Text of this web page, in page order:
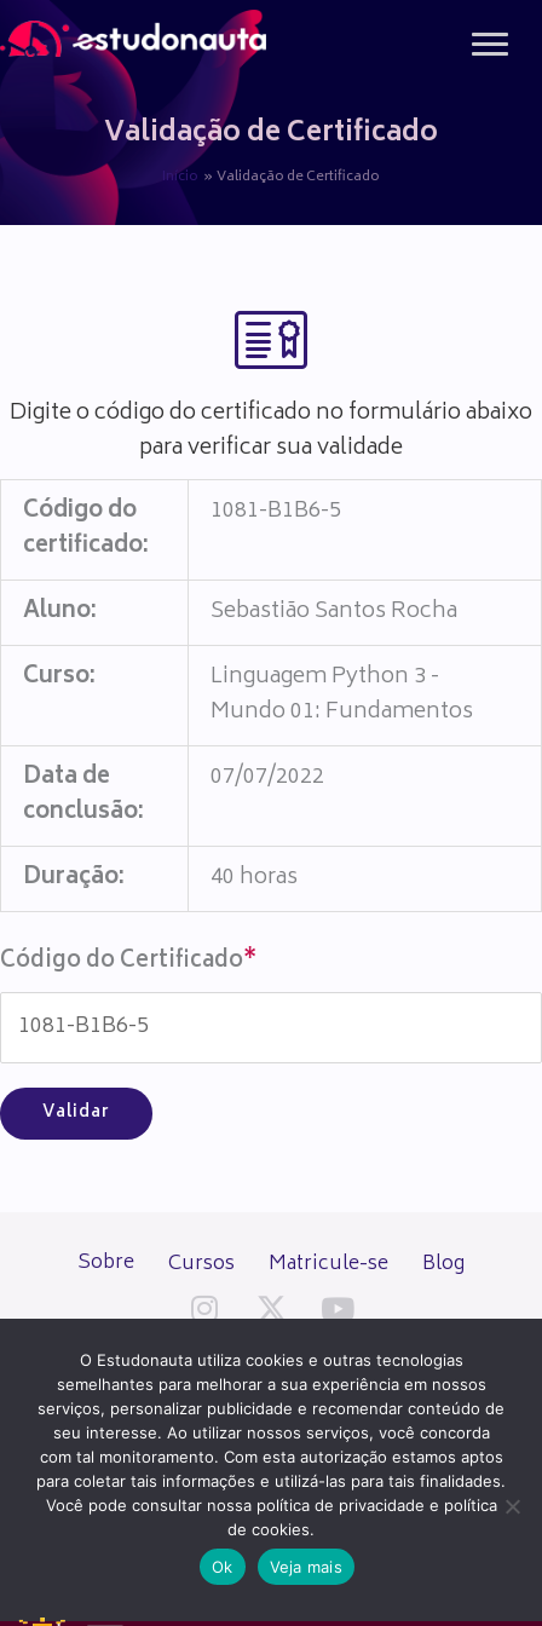
para
conteúdoValidação de Certificado
Início Validação de Certificado
Digite o código do certificado no formulário abaixo
para verificar sua validade
Código do
certificado:
1081-B1B6-5
Aluno:
Sebastião Santos Rocha
Curso:
Linguagem Python 3 -
Mundo 01: Fundamentos
Data de
conclusão:
07/07/2022
Duração: 40 horas
Código do Certificado*
Sobre Cursos Matricule-se Blog
Todos os direitos reservados desde 2000.
PATROCÍNIO E HOSPEDAGEM
O Estudonauta utiliza cookies e outras tecnologias
semelhantes para melhorar a sua experiência em nossos
serviços, personalizar publicidade e recomendar conteúdo de
seu interesse. Ao utilizar nossos serviços, você concorda
com tal monitoramento. Com esta autorização estamos aptos
para coletar tais informações e utilizá-las para tais finalidades.
Você pode consultar nossa política de privacidade e política
de cookies.
Ok
Veja mais